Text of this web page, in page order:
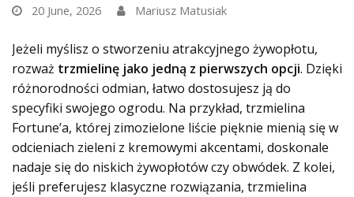
20 June, 2026 Mariusz Matusiak
Jeżeli myślisz o stworzeniu atrakcyjnego żywopłotu,
rozważ trzmielinę jako jedną z pierwszych opcji. Dzięki
różnorodności odmian, łatwo dostosujesz ją do
specyfiki swojego ogrodu. Na przykład, trzmielina
Fortune’a, której zimozielone liście pięknie mienią się w
odcieniach zieleni z kremowymi akcentami, doskonale
nadaje się do niskich żywopłotów czy obwódek. Z kolei,
jeśli preferujesz klasyczne rozwiązania, trzmielina